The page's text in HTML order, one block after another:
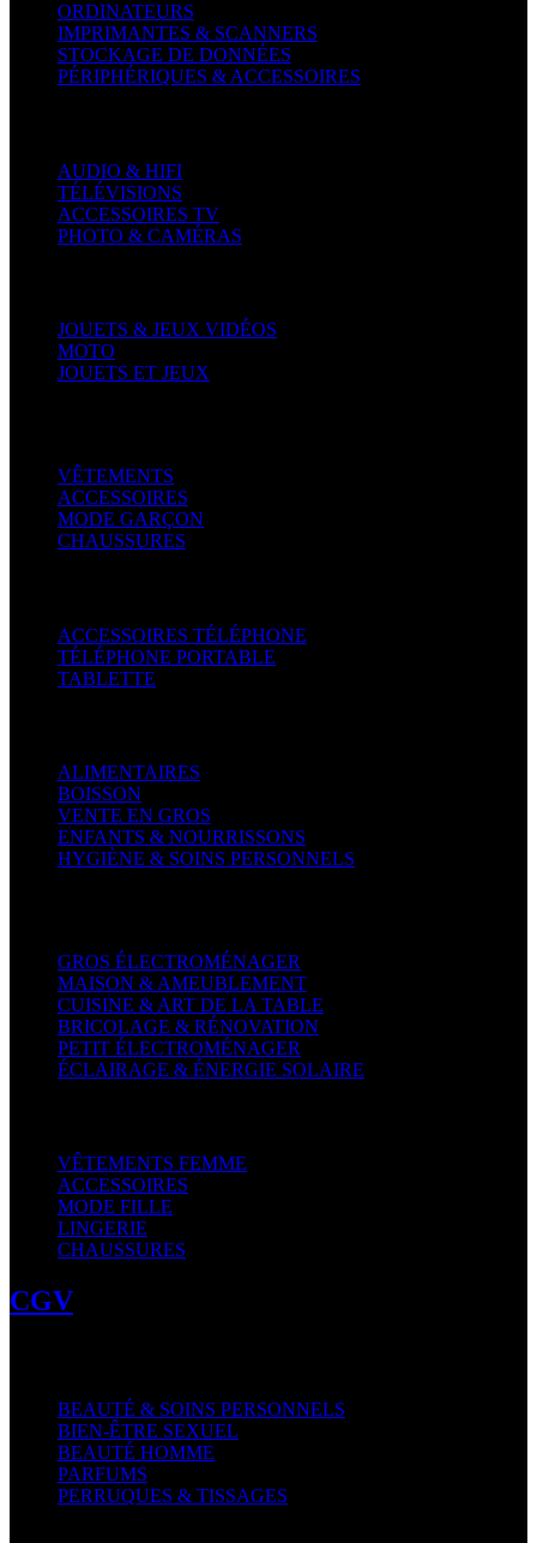
ORDINATEURS
IMPRIMANTES & SCANNERS
STOCKAGE DE DONNÉES
PÉRIPHÉRIQUES & ACCESSOIRES
AUDIO & HIFI
TÉLÉVISIONS
ACCESSOIRES TV
PHOTO & CAMÉRAS
JOUETS & JEUX VIDÉOS
MOTO
JOUETS ET JEUX
VÊTEMENTS
ACCESSOIRES
MODE GARÇON
CHAUSSURES
ACCESSOIRES TÉLÉPHONE
TÉLÉPHONE PORTABLE
TABLETTE
ALIMENTAIRES
BOISSON
VENTE EN GROS
ENFANTS & NOURRISSONS
HYGIÈNE & SOINS PERSONNELS
GROS ÉLECTROMÉNAGER
MAISON & AMEUBLEMENT
CUISINE & ART DE LA TABLE
BRICOLAGE & RÉNOVATION
PETIT ÉLECTROMÉNAGER
ÉCLAIRAGE & ÉNERGIE SOLAIRE
VÊTEMENTS FEMME
ACCESSOIRES
MODE FILLE
LINGERIE
CHAUSSURES
CGV
BEAUTÉ & SOINS PERSONNELS
BIEN-ÊTRE SEXUEL
BEAUTÉ HOMME
PARFUMS
PERRUQUES & TISSAGES